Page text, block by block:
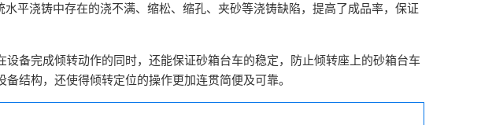
水平浇铸中存在的浇不满、缩松、缩孔、夹砂等浇铸缺陷，提高了成品率，保证
备完成倾转动作的同时，还能保证砂箱台车的稳定，防止倾转座上的砂箱台车
结构，还使得倾转定位的操作更加连贯简便及可靠。